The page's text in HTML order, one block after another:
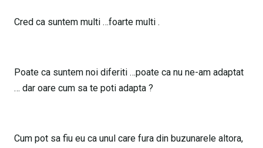
Cred ca suntem multi …foarte multi .
Poate ca suntem noi diferiti …poate ca nu ne-am adaptat
… dar oare cum sa te poti adapta ?
Cum pot sa fiu eu ca unul care fura din buzunarele altora,